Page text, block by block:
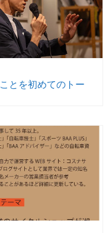
とを初めてのトー